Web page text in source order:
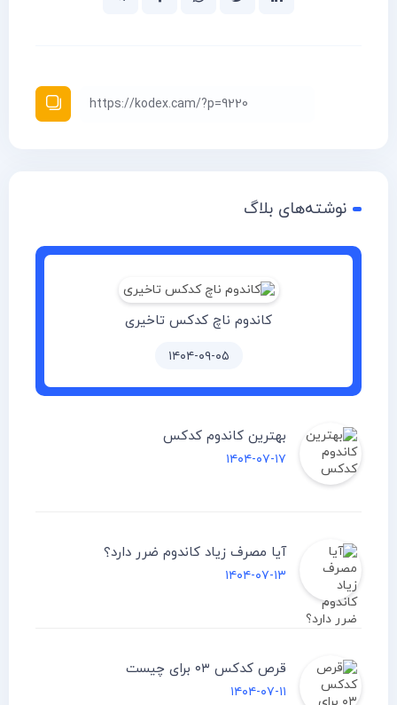
نوشته‌های بلاگ
کاندوم ناچ کدکس تاخیری
۱۴۰۴-۰۹-۰۵
بهترین کاندوم کدکس
۱۴۰۴-۰۷-۱۷
آیا مصرف زیاد کاندوم ضرر دارد؟
۱۴۰۴-۰۷-۱۳
قرص کدکس ۰۳ برای چیست
۱۴۰۴-۰۷-۱۱